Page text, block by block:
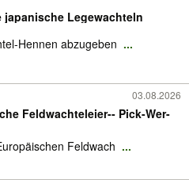
japanische Legewachteln
Hennen abzugeben ...
03.08.2026
Feldwachteleier-- Pick-Wer-
Feldwach ...